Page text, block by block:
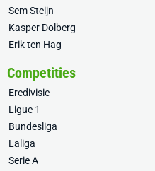
Sem Steijn
Kasper Dolberg
Erik ten Hag
Competities
Eredivisie
Ligue 1
Bundesliga
Laliga
Serie A